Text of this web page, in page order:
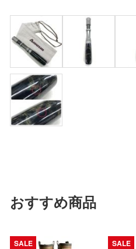
おすすめ商品
SALE SALE